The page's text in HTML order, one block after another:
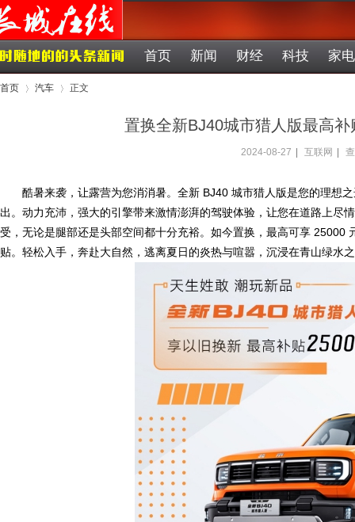
首页 新闻 财经 科技 家电
首页 汽车 正文
置换全新BJ40城市猎人版最高
2024-08-27 互联网
酷暑来袭，让露营为您消消暑。全新 BJ40 城市猎人版是您的理想
出。动力充沛，强大的引擎带来激情澎湃的驾驶体验，让您在道路上尽
受，无论是腿部还是头部空间都十分充裕。如今置换，最高可享
贴。轻松入手，奔赴大自然，逃离夏日的炎热与喧嚣，沉浸在青山绿水